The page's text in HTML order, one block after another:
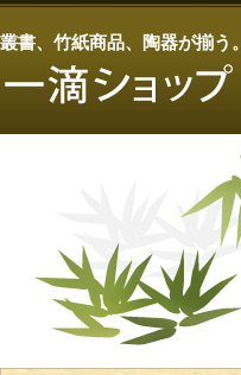
叢書、竹紙商品、陶器が揃う。